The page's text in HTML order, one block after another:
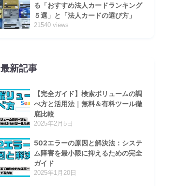
る「おすすめ法人カードランキング
５選」と「法人カードの選び方」
21540 views
最新記事
【完全ガイド】検索ボリュームの調
べ方と活用法｜無料＆有料ツール徹
底比較
2025年2月5日
502エラーの原因と解決法：システ
ム障害を最小限に抑えるための完全
ガイド
2025年1月20日